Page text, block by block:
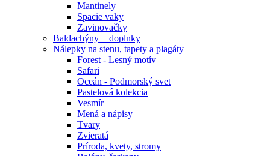
Mantinely
Spacie vaky
Zavinovačky
Baldachýny + doplnky
Nálepky na stenu, tapety a plagáty
Forest - Lesný motív
Safari
Oceán - Podmorský svet
Pastelová kolekcia
Vesmír
Mená a nápisy
Tvary
Zvieratá
Príroda, kvety, stromy